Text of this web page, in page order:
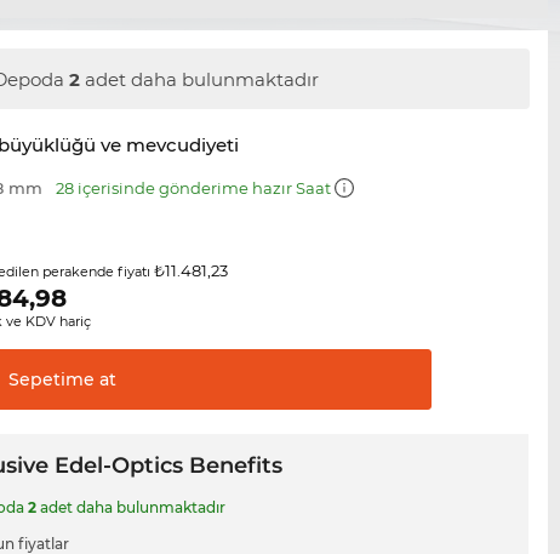
2 adet daha bulunmaktadır
ve mevcudiyeti
mm 28 içerisinde gönderime hazır Saat
perakende fiyatı₺11.481,23
ve KDV hariç
Sepetime at
Edel-Optics Benefits
2 adet daha bulunmaktadır
fiyatlar